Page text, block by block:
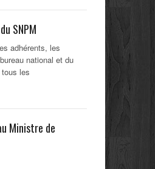
SNPM
adhérents, les
national et du
les
Ministre de